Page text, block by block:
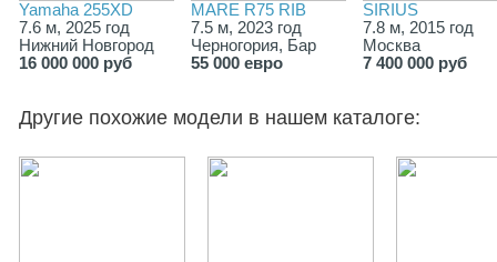
Yamaha 255XD
7.6 м, 2025 год
Нижний Новгород
16 000 000 руб
MARE R75 RIB
7.5 м, 2023 год
Черногория, Бар
55 000 евро
SIRIUS
7.8 м, 2015 год
Москва
7 400 000 руб
Другие похожие модели в нашем каталоге: